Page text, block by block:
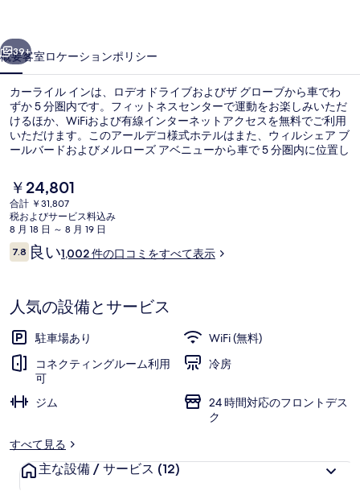
の
写
真
ギ
ャ
ラ
リ
ー
39+
概要客室ロケーションポリシー
カーライル インは、ロデオドライブおよびザ グローブから車でわ
ずか 5 分圏内です。フィットネスセンターで運動をお楽しみいただ
けるほか、WiFiおよび有線インターネットアクセスを無料でご利用
いただけます。このアールデコ様式ホテルはまた、ウィルシェア ブ
ールバードおよびメルローズ アベニューから車で 5 分圏内に位置し
者の高い評価を得ています。
現
在
の
料
金
は
す
￥24,801
合計 ￥31,807
税およびサービス料込み
8 月 18 日 ～ 8 月 19 日
口
コ
7.810段階中7.8
良い1,002 件の口コミをすべて表示
人気の設備とサービス
駐車場あり
WiFi (無料)
コネクティングルーム利用
可
冷房
ジム
24 時間対応のフロントデス
ク
すべて見る
主な設備 / サービス (12)